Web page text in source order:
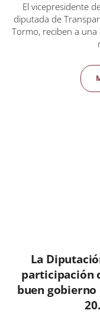
El vicepresidente
diputada de
Tormo, reciben a
La
participación
buen